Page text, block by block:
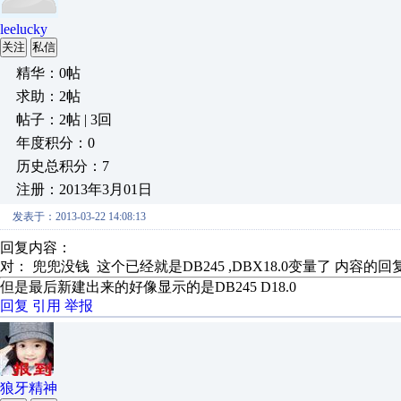
leelucky
关注 私信
精华：0帖
求助：2帖
帖子：2帖 | 3回
年度积分：0
历史总积分：7
注册：2013年3月01日
发表于：2013-03-22 14:08:13
回复内容：
对： 兜兜没钱 这个已经就是DB245 ,DBX18.0变量了 内容的回
但是最后新建出来的好像显示的是DB245 D18.0
回复 引用 举报
狼牙精神